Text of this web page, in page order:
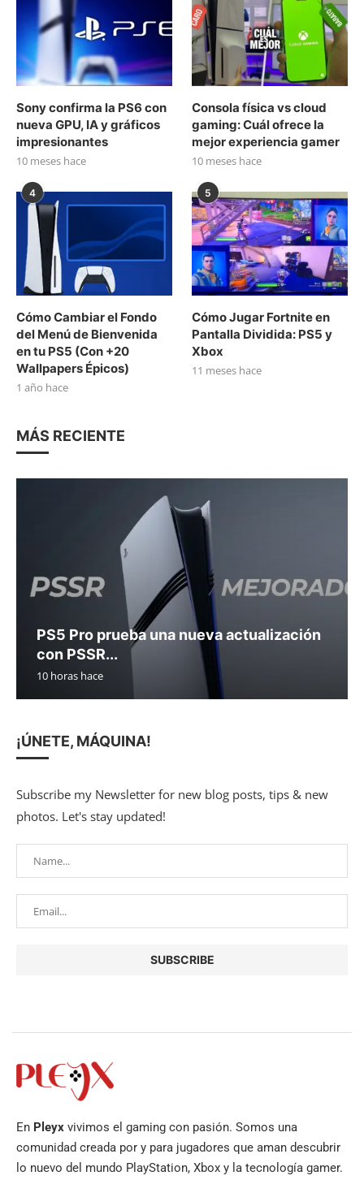
Sony confirma la PS6 con
nueva GPU, IA y gráficos
impresionantes
10 meses hace
Consola física vs cloud
gaming: Cuál ofrece la
mejor experiencia gamer
10 meses hace
4
Cómo Cambiar el Fondo
del Menú de Bienvenida
en tu PS5 (Con +20
Wallpapers Épicos)
1 año hace
5
Cómo Jugar Fortnite en
Pantalla Dividida: PS5 y
Xbox
11 meses hace
MÁS RECIENTE
PS5 Pro prueba una nueva actualización
con PSSR...
10 horas hace
¡ÚNETE, MÁQUINA!
Subscribe my Newsletter for new blog posts, tips & new
photos. Let's stay updated!
En Pleyx vivimos el gaming con pasión. Somos una
comunidad creada por y para jugadores que aman descubrir
lo nuevo del mundo PlayStation, Xbox y la tecnología gamer.